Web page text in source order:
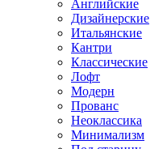
Английские
Дизайнерские
Итальянские
Кантри
Классические
Лофт
Модерн
Прованс
Неоклассика
Минимализм